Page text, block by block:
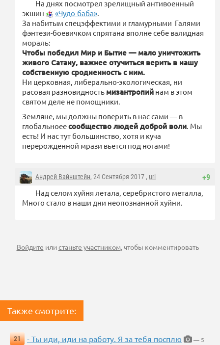
На днях посмотрел зрелищный антивоенный
экшин
«Чудо-баба».
За набитым спецэффектими и гламурными Галями
фэнтези-боевичком спрятана вполне себе валидная
мораль:
Чтобы победил Мир и Бытие — мало уничтожить
живого Сатану, важнее отучиться верить в нашу
собственную сродненность с ним.
Ни церковная, либерально-экологическая, ни
расовая разновидность мизантропий нам в этом
святом деле не помощники.
Земляне, мы должны поверить в нас сами — в
глобальноеесообщество людей доброй воли. Мы
есть! И нас тут большинство, хотя и куча
перерожденной мрази вьется под ногами!
+9
Андрей Вайнштейн, 24 Сентября 2017 , url
Над селом хуйня летала, серебристого металла,
Много стало в наши дни неопознанной хуйни.
Войдите илистаньте участником, чтобы комментировать
Также смотрите:
21 - Ты иди, иди на работу. Я за тебя посплю
— 5